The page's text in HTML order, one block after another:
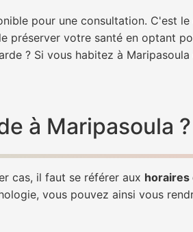
pour une consultation. C'est
préserver votre santé en optant
? Si vous habitez à
à Maripasoula ?
cas, il faut se référer aux horaires
vous pouvez ainsi vous